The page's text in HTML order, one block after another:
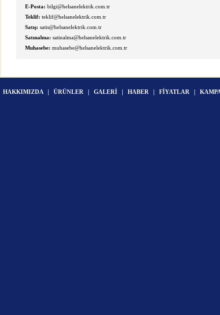
E-Posta: bilgi@helsanelektrik.com.tr
Teklif: teklif@helsanelektrik.com.tr
Satış: satis@helsanelektrik.com.tr
Satınalma: satinalma@helsanelektrik.com.tr
Muhasebe: muhasebe@helsanelektrik.com.tr
HAKKIMIZDA| ÜRÜNLER GALERİ HABER FİYATLAR